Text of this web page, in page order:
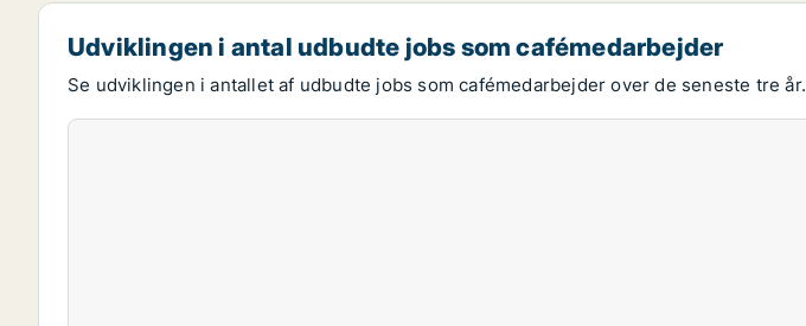
Udviklingen i antal udbudte jobs som cafémedarbejder
Se udviklingen i antallet af udbudte jobs som cafémedarbejder over de seneste tre år.